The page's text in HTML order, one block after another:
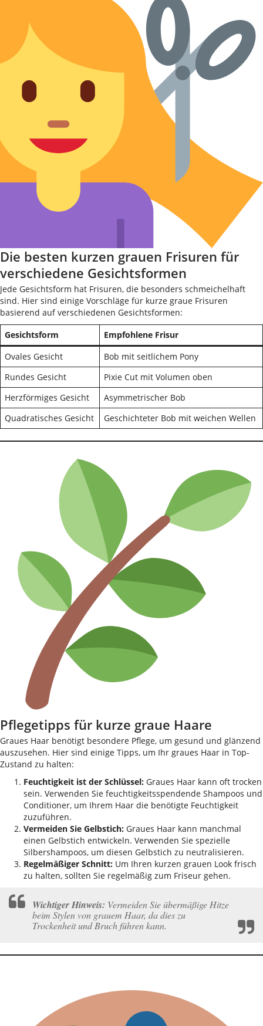
Die besten kurzen grauen Frisuren für
verschiedene Gesichtsformen
Jede Gesichtsform hat Frisuren, die besonders schmeichelhaft
sind. Hier sind einige Vorschläge für kurze graue Frisuren
basierend auf verschiedenen Gesichtsformen:
Gesichtsform
Empfohlene Frisur
Ovales Gesicht
Bob mit seitlichem Pony
Rundes Gesicht
Pixie Cut mit Volumen oben
Herzförmiges Gesicht
Asymmetrischer Bob
Quadratisches Gesicht
Geschichteter Bob mit weichen Wellen
Pflegetipps für kurze graue Haare
Graues Haar benötigt besondere Pflege, um gesund und glänzend
auszusehen. Hier sind einige Tipps, um Ihr graues Haar in Top-
Zustand zu halten:
Feuchtigkeit ist der Schlüssel: Graues Haar kann oft trocken
sein. Verwenden Sie feuchtigkeitsspendende Shampoos und
Conditioner, um Ihrem Haar die benötigte Feuchtigkeit
zuzuführen.
Vermeiden Sie Gelbstich: Graues Haar kann manchmal
einen Gelbstich entwickeln. Verwenden Sie spezielle
Silbershampoos, um diesen Gelbstich zu neutralisieren.
Regelmäßiger Schnitt: Um Ihren kurzen grauen Look frisch
zu halten, sollten Sie regelmäßig zum Friseur gehen.
Wichtiger Hinweis: Vermeiden Sie übermäßige Hitze
beim Stylen von grauem Haar, da dies zu
Trockenheit und Bruch führen kann.